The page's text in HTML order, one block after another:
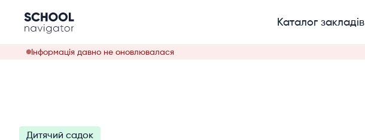
Каталог закладів
Інформація давно не оновлювалася
Дитячий садок